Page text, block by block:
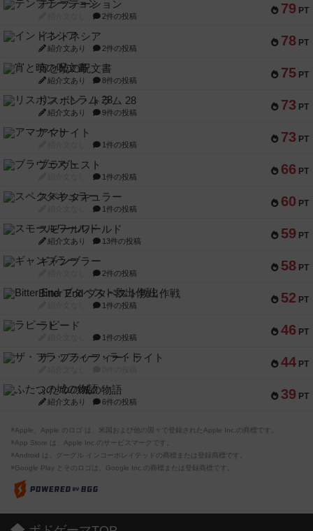
79 PT
テンプテーション
2件の投稿
78 PT
インドネシア
紹介文あり 2件の投稿
75 PT
宵と暁の呪文書
紹介文あり 8件の投稿
73 PT
リスボン・トラム 28
紹介文あり 9件の投稿
73 PT
アマナイト
1件の投稿
66 PT
ブラヴェスト
1件の投稿
60 PT
スペクタキュラー
1件の投稿
59 PT
スモールワールド
紹介文あり 13件の投稿
58 PT
ギャンブラー
2件の投稿
52 PT
Bitter End ブタペスト救出作戦
1件の投稿
46 PT
ラピード
1件の投稿
44 PT
ザ・フラッフィー・ライト
39 PT
ふたつの城の物語
紹介文あり 6件の投稿
※Apple、Apple のロゴ は、米国および他の国々で登録されたApple Inc.の商標です。
※App Store は、Apple Inc.のサービスマークです。
※Android は、グーグル インコーポレイテッドの商標または登録商標です。
※Google Play とそのロゴは、Google Inc.の商標または登録商標です。